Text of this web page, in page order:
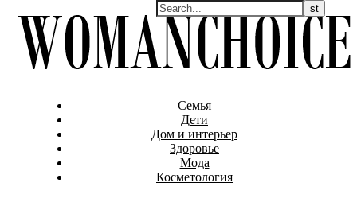
Семья
Дети
Дом и интерьер
Здоровье
Мода
Косметология